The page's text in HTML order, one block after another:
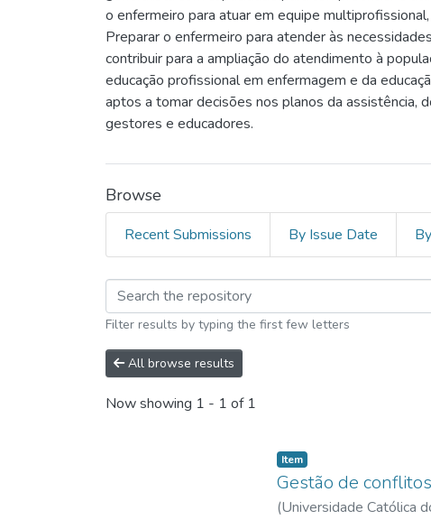
o enfermeiro para atuar em equipe
Preparar o enfermeiro para atender às
contribuir para a ampliação do atendimento à
educação profissional em enfermagem e da
aptos a tomar decisões nos planos da assistência,
gestores e educadores.
Browse
Recent Submissions By Issue Date
Browsing Enfermagem
Filter results by typing the first few letters
All browse results
Now showing 1 - 1 of 1
Item type:
Item,
Gestão de
(Universidade Católica